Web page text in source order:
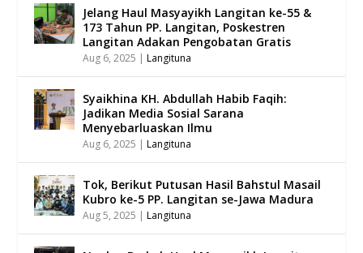
Jelang Haul Masyayikh Langitan ke-55 &
173 Tahun PP. Langitan, Poskestren
Langitan Adakan Pengobatan Gratis
Aug 6, 2025 |Langituna
Syaikhina KH. Abdullah Habib Faqih:
Jadikan Media Sosial Sarana
Menyebarluaskan Ilmu
Aug 6, 2025 |Langituna
Tok, Berikut Putusan Hasil Bahstul Masail
Kubro ke-5 PP. Langitan se-Jawa Madura
Aug 5, 2025 |Langituna